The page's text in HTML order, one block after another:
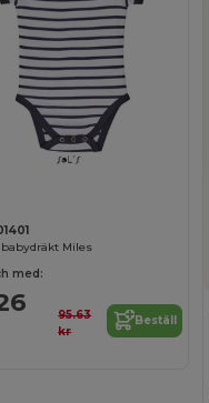
Miles
med:
95.63
kr
Beställ